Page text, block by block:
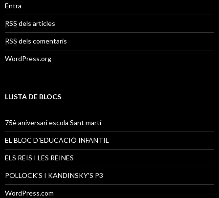
Entra
RSS dels articles
RSS dels comentaris
WordPress.org
LLISTA DE BLOCS
75è aniversari escola Sant martí
EL BLOC D´EDUCACIÓ INFANTIL
ELS REIS I LES REINES
POLLOCK'S I KANDINSKY'S P3
WordPress.com